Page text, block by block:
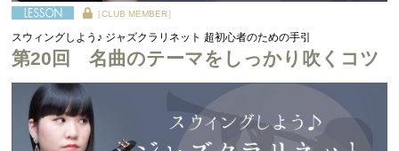
［CLUB MEMBER］
スウィングしよう♪ ジャズクラリネット 超初心者のための手引
第20回 名曲のテーマをしっかり吹くコツ